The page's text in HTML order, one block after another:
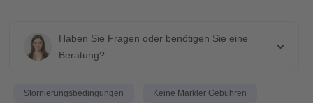
Haben Sie Fragen oder benötigen Sie eine
Beratung?
Stornierungsbedingungen Keine Markler Gebühren